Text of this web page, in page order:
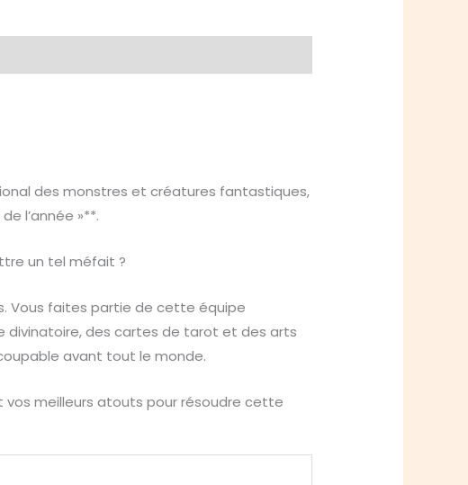
des monstres et créatures fantastiques,
l’année »**.
un tel méfait ?
Vous faites partie de cette équipe
divinatoire, des cartes de tarot et des arts
avant tout le monde.
vos meilleurs atouts pour résoudre cette